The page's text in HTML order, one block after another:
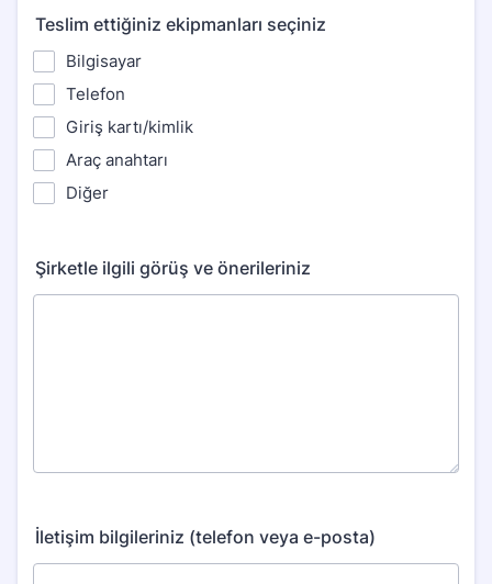
Teslim ettiğiniz ekipmanları seçiniz
Bilgisayar
Telefon
Giriş kartı/kimlik
Araç anahtarı
Diğer
Şirketle ilgili görüş ve önerileriniz
İletişim bilgileriniz (telefon veya e-posta)